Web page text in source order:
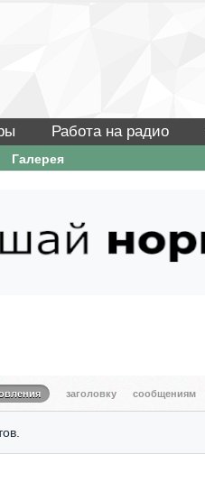
Работа на радио
Галерея
заголовку сообщениям